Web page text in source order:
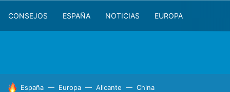
CONSEJOS ESPAÑA NOTICIAS EUROPA
HOY SE HABLA DE
España Europa Alicante China